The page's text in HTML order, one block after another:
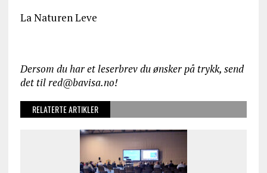
La Naturen Leve
Dersom du har et leserbrev du ønsker på trykk, send
det til red@bavisa.no!
RELATERTE ARTIKLER